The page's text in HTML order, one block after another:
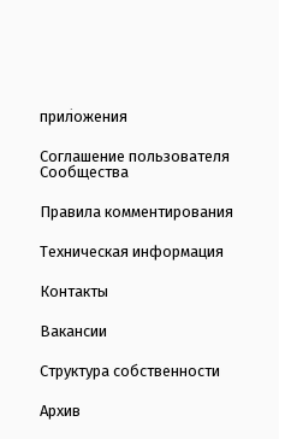
приложения
Соглашение пользователя
Сообщества
Правила комментирования
Техническая информация
Контакты
Вакансии
Структура собственности
Архив